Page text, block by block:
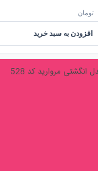
تومان
افزودن به سبد خرید